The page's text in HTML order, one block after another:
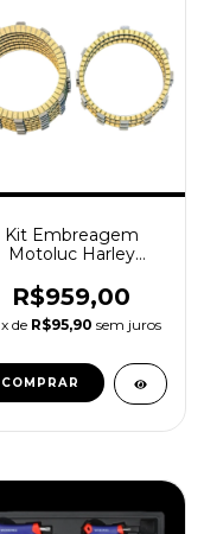
Kit Embreagem
Motoluc Harley
M8
R$959,00
x de R$95,90 sem juros